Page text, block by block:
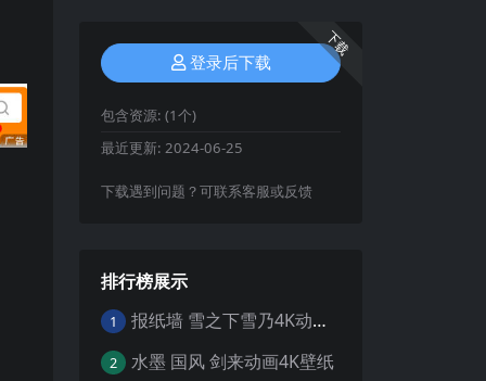
下载
登录后下载
包含资源: (1个)
最近更新: 2024-06-25
下载遇到问题？可联系客服或反馈
排行榜展示
1 报纸墙 雪之下雪乃4K动漫壁纸
2 水墨 国风 剑来动画4K壁纸